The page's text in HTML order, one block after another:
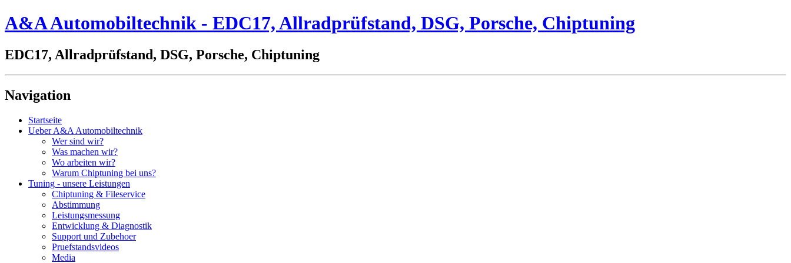
A&A Automobiltechnik - EDC17, Allradprüfstand, DSG, Porsche, Chiptuning
EDC17, Allradprüfstand, DSG, Porsche, Chiptuning
Navigation
Startseite
Ueber A&A Automobiltechnik
Wer sind wir?
Was machen wir?
Wo arbeiten wir?
Warum Chiptuning bei uns?
Tuning - unsere Leistungen
Chiptuning & Fileservice
Abstimmung
Leistungsmessung
Entwicklung & Diagnostik
Support und Zubehoer
Pruefstandsvideos
Media